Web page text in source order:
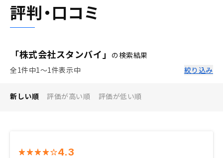
評判・口コミ
「株式会社スタンバイ」 の検索結果
全1件中1〜1件表示中
絞り込み
新しい順 評価が高い順 評価が低い順
4.3